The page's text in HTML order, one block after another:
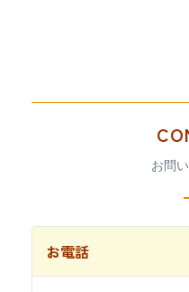
お問
お電話